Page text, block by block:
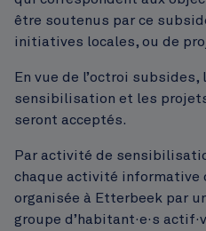
être soutenus par ce
initiatives locales, ou de
En vue de l’octroi
sensibilisation et les
seront acceptés.
Par activité de
chaque activité informative
organisée à Etterbeek par
groupe d’habitant·e·s